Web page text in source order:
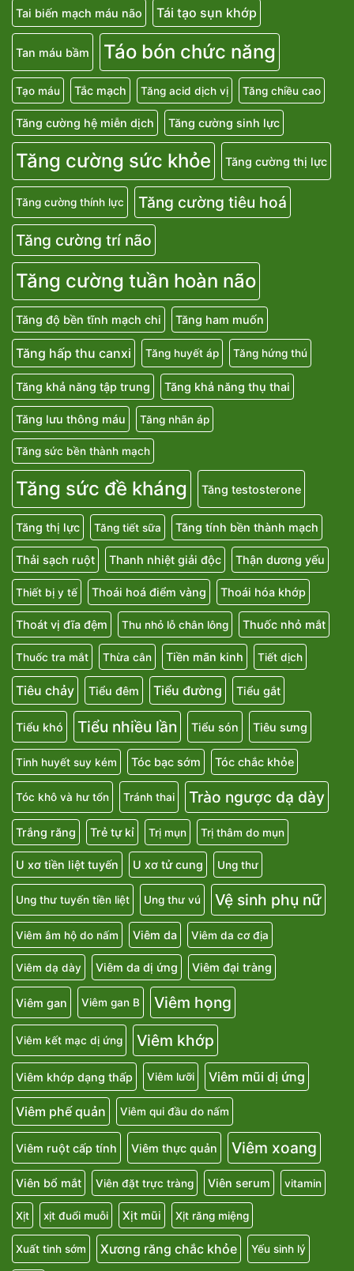
Tai biến mạch máu não Tái tạo sụn khớp
Tan máu bầm Táo bón chức năng
Tạo máu Tắc mạch Tăng acid dịch vị Tăng chiều cao
Tăng cường hệ miễn dịch Tăng cường sinh lực
Tăng cường sức khỏe Tăng cường thị lực
Tăng cường thính lực
Tăng cường tiêu hoá
Tăng cường trí não
Tăng cường tuần hoàn não
Tăng độ bền tĩnh mạch chi Tăng ham muốn
Tăng hấp thu canxi Tăng huyết áp Tăng hứng thú
Tăng khả năng tập trung Tăng khả năng thụ thai
Tăng lưu thông máu Tăng nhãn áp
Tăng sức bền thành mạch
Tăng sức đề kháng Tăng testosterone
Tăng thị lực Tăng tiết sữa Tăng tính bền thành mạch
Thải sạch ruột Thanh nhiệt giải độc Thận dương yếu
Thiết bị y tế Thoái hoá điểm vàng Thoái hóa khớp
Thoát vị đĩa đệm Thu nhỏ lỗ chân lông Thuốc nhỏ mắt
Thuốc tra mắt Thừa cân Tiền mãn kinh Tiết dịch
Tiêu chảy Tiểu đêm Tiểu đường Tiểu gắt
Tiểu khó Tiểu nhiều lần Tiểu són Tiêu sưng
Tinh huyết suy kém Tóc bạc sớm Tóc chắc khỏe
Tóc khô và hư tổn Tránh thai Trào ngược dạ dày
Trắng răng Trẻ tự kỉ Trị mụn Trị thâm do mụn
U xơ tiền liệt tuyến U xơ tử cung Ung thư
Ung thư tuyến tiền liệt Ung thư vú Vệ sinh phụ nữ
Viêm âm hộ do nấm Viêm da Viêm da cơ địa
Viêm dạ dày Viêm da dị ứng Viêm đại tràng
Viêm gan Viêm gan B Viêm họng
Viêm kết mạc dị ứng Viêm khớp
Viêm khớp dạng thấp Viêm lưỡi Viêm mũi dị ứng
Viêm phế quản Viêm qui đầu do nấm
Viêm ruột cấp tính Viêm thực quản Viêm xoang
Viên bổ mắt Viên đặt trực tràng Viên serum vitamin
Xịt xịt đuổi muỗi Xịt mũi Xịt răng miệng
Xuất tinh sớm Xương răng chắc khỏe Yếu sinh lý